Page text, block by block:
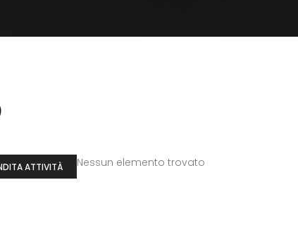
ATTIVITÀ Nessun elemento trovato